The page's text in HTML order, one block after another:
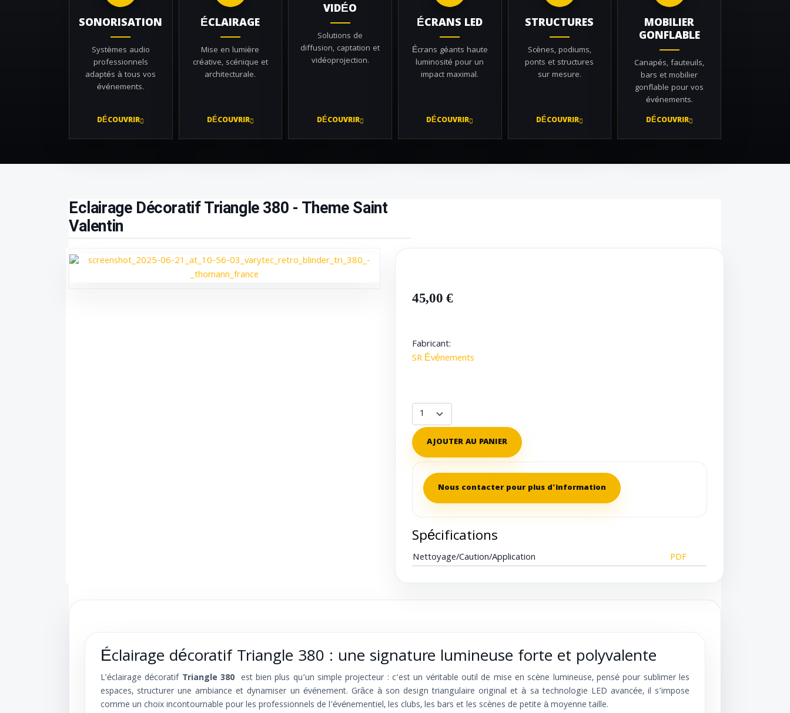
SONORISATION
Systèmes audio
professionnels
adaptés à tous vos
événements.
DÉCOUVRIR
ÉCLAIRAGE
Mise en lumière
créative, scénique et
architecturale.
DÉCOUVRIR
VIDÉO
Solutions de
diffusion, captation et
vidéoprojection.
DÉCOUVRIR
ÉCRANS LED
Écrans géants haute
luminosité pour un
impact maximal.
DÉCOUVRIR
STRUCTURES
Scènes, podiums,
ponts et structures
sur mesure.
DÉCOUVRIR
MOBILIER
GONFLABLE
Canapés, fauteuils,
bars et mobilier
gonflable pour vos
événements.
DÉCOUVRIR
Eclairage Décoratif Triangle 380 - Theme Saint
Valentin
45,00 €
Fabricant:
SR Événements
AJOUTER AU PANIER
Nous contacter pour plus d'information
Spécifications
Nettoyage/Caution/Application PDF
Éclairage décoratif Triangle 380 : une signature lumineuse forte et polyvalente
L’éclairage décoratif Triangle 380 est bien plus qu’un simple projecteur : c’est un véritable outil de mise en scène lumineuse, pensé pour sublimer les
espaces, structurer une ambiance et dynamiser un événement. Grâce à son design triangulaire original et à sa technologie LED avancée, il s’impose
comme un choix incontournable pour les professionnels de l’événementiel, les clubs, les bars et les scènes de petite à moyenne taille.